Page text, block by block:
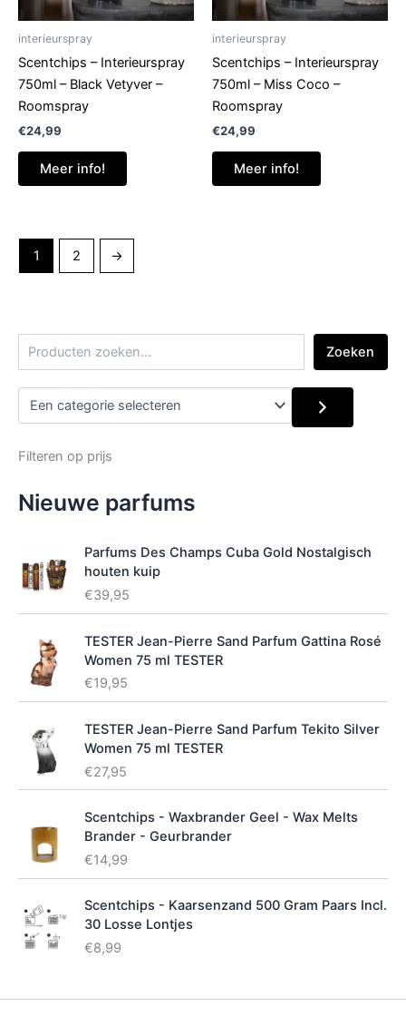
interieurspray
Scentchips – Interieurspray
750ml – Black Vetyver –
Roomspray
€24,99
Meer info!
interieurspray
Scentchips – Interieurspray
750ml – Miss Coco –
Roomspray
€24,99
Meer info!
1 2 →
Zoeken
c
e
e
s
t
Filteren op prijs
Nieuwe parfums
Parfums Des Champs Cuba Gold Nostalgisch
houten kuip
€39,95
TESTER Jean-Pierre Sand Parfum Gattina Rosé
Women 75 ml TESTER
€19,95
TESTER Jean-Pierre Sand Parfum Tekito Silver
Women 75 ml TESTER
€27,95
Scentchips - Waxbrander Geel - Wax Melts
Brander - Geurbrander
€14,99
Scentchips - Kaarsenzand 500 Gram Paars Incl.
30 Losse Lontjes
€8,99